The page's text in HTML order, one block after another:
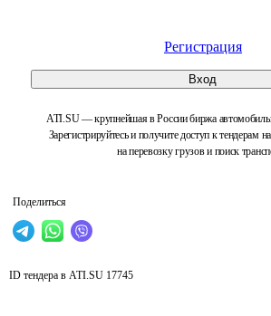
Регистрация
Вход
ATI.SU — крупнейшая в России биржа
Зарегистрируйтесь и получите доступ к тендерам
на перевозку грузов и поиск
Поделиться
ID тендера в ATI.SU 17745